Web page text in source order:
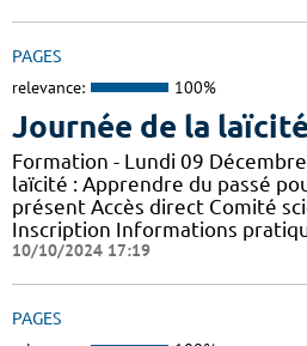
PAGES
relevance: 100%
Journée de la laïcité
Formation - Lundi 09
laïcité : Apprendre du passé
présent Accès direct Comité
Inscription Informations
10/10/2024 17:19
PAGES